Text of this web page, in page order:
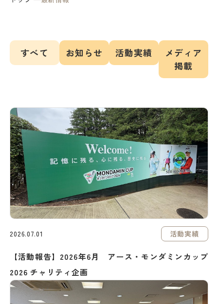
すべて お知らせ 活動実績
メディア
掲載
2026.07.01 活動実績
【活動報告】2026年6月 アース・モンダミンカップ
2026 チャリティ企画